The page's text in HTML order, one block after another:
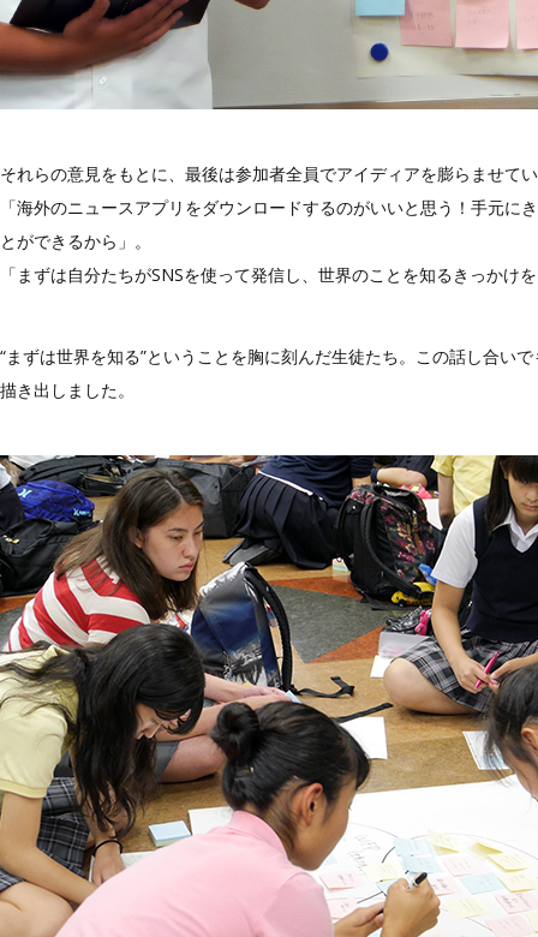
それらの意見をもとに、最後は参加者全員でアイディアを膨らませて
「海外のニュースアプリをダウンロードするのがいいと思う！手元
とができるから」。
「まずは自分たちがSNSを使って発信し、世界のことを知るきっかけ
“まずは世界を知る”ということを胸に刻んだ生徒たち。この話し合い
描き出しました。